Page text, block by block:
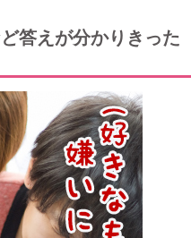
答えが分かりきった